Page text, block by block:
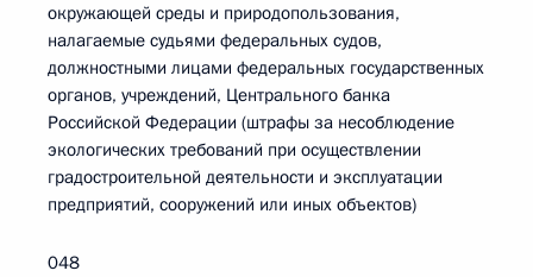
окружающей среды и природопользования,
налагаемые судьями федеральных судов,
должностными лицами федеральных государственных
органов, учреждений, Центрального банка
Российской Федерации (штрафы за несоблюдение
экологических требований при осуществлении
градостроительной деятельности и эксплуатации
предприятий, сооружений или иных объектов)
048